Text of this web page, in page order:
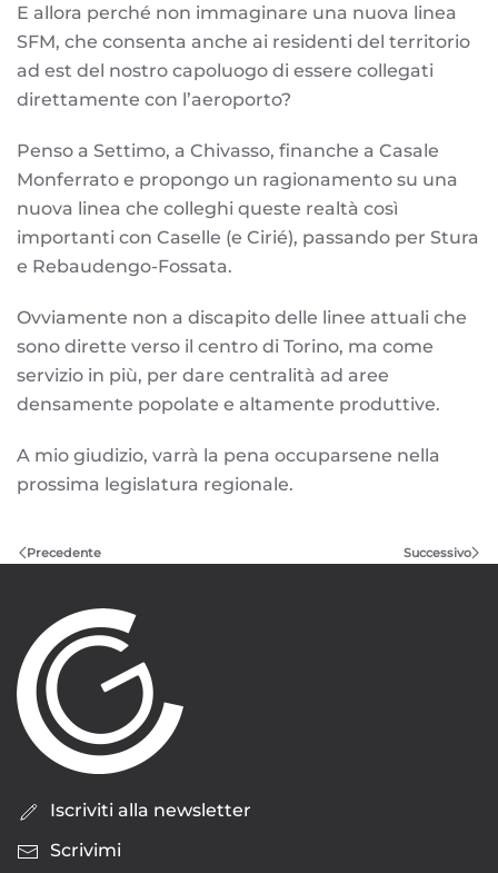
E allora perché non immaginare una nuova linea
SFM, che consenta anche ai residenti del territorio
ad est del nostro capoluogo di essere collegati
direttamente con l’aeroporto?
Penso a Settimo, a Chivasso, finanche a Casale
Monferrato e propongo un ragionamento su una
nuova linea che colleghi queste realtà così
importanti con Caselle (e Cirié), passando per Stura
e Rebaudengo-Fossata.
Ovviamente non a discapito delle linee attuali che
sono dirette verso il centro di Torino, ma come
servizio in più, per dare centralità ad aree
densamente popolate e altamente produttive.
A mio giudizio, varrà la pena occuparsene nella
prossima legislatura regionale.
Precedente Successivo
Iscriviti alla newsletter
Scrivimi